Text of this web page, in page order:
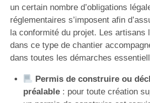
un certain nombre d’obligations
réglementaires s’imposent afin
la conformité du projet. Les artisans
dans ce type de chantier
dans toutes les démarches
Permis de construire ou
préalable: pour toute création